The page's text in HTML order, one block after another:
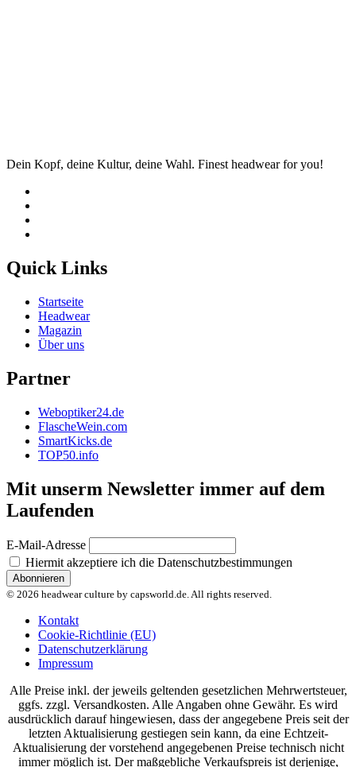
Dein Kopf, deine Kultur, deine Wahl. Finest headwear for you!
Quick Links
Startseite
Headwear
Magazin
Über uns
Partner
Weboptiker24.de
FlascheWein.com
SmartKicks.de
TOP50.info
Mit unserm Newsletter immer auf dem
Laufenden
E-Mail-Adresse
Hiermit akzeptiere ich die Datenschutzbestimmungen
© 2026 headwear culture by capsworld.de. All rights reserved.
Kontakt
Cookie-Richtlinie (EU)
Datenschutzerklärung
Impressum
Alle Preise inkl. der jeweils geltenden gesetzlichen Mehrwertsteuer,
ggfs. zzgl. Versandkosten. Alle Angaben ohne Gewähr. Es wird
ausdrücklich darauf hingewiesen, dass der angegebene Preis seit der
letzten Aktualisierung gestiegen sein kann, da eine Echtzeit-
Aktualisierung der vorstehend angegebenen Preise technisch nicht
immer möglich ist. Der maßgebliche Verkaufspreis ist derjenige,